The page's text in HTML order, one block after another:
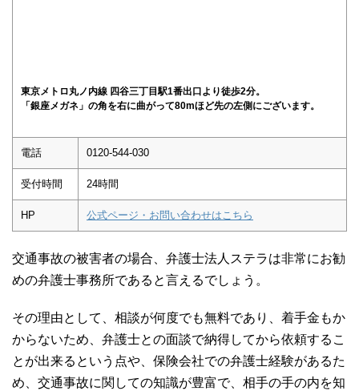
東京メトロ丸ノ内線 四谷三丁目駅1番出口より徒歩2分。
「銀座メガネ」の角を右に曲がって80mほど先の左側にございます。
電話 0120-544-030
受付時間 24時間
HP 公式ページ・お問い合わせはこちら
交通事故の被害者の場合、弁護士法人ステラは非常にお勧
めの弁護士事務所であると言えるでしょう。
その理由として、相談が何度でも無料であり、着手金もか
からないため、弁護士との面談で納得してから依頼するこ
とが出来るという点や、保険会社での弁護士経験があるた
め、交通事故に関しての知識が豊富で、相手の手の内を知